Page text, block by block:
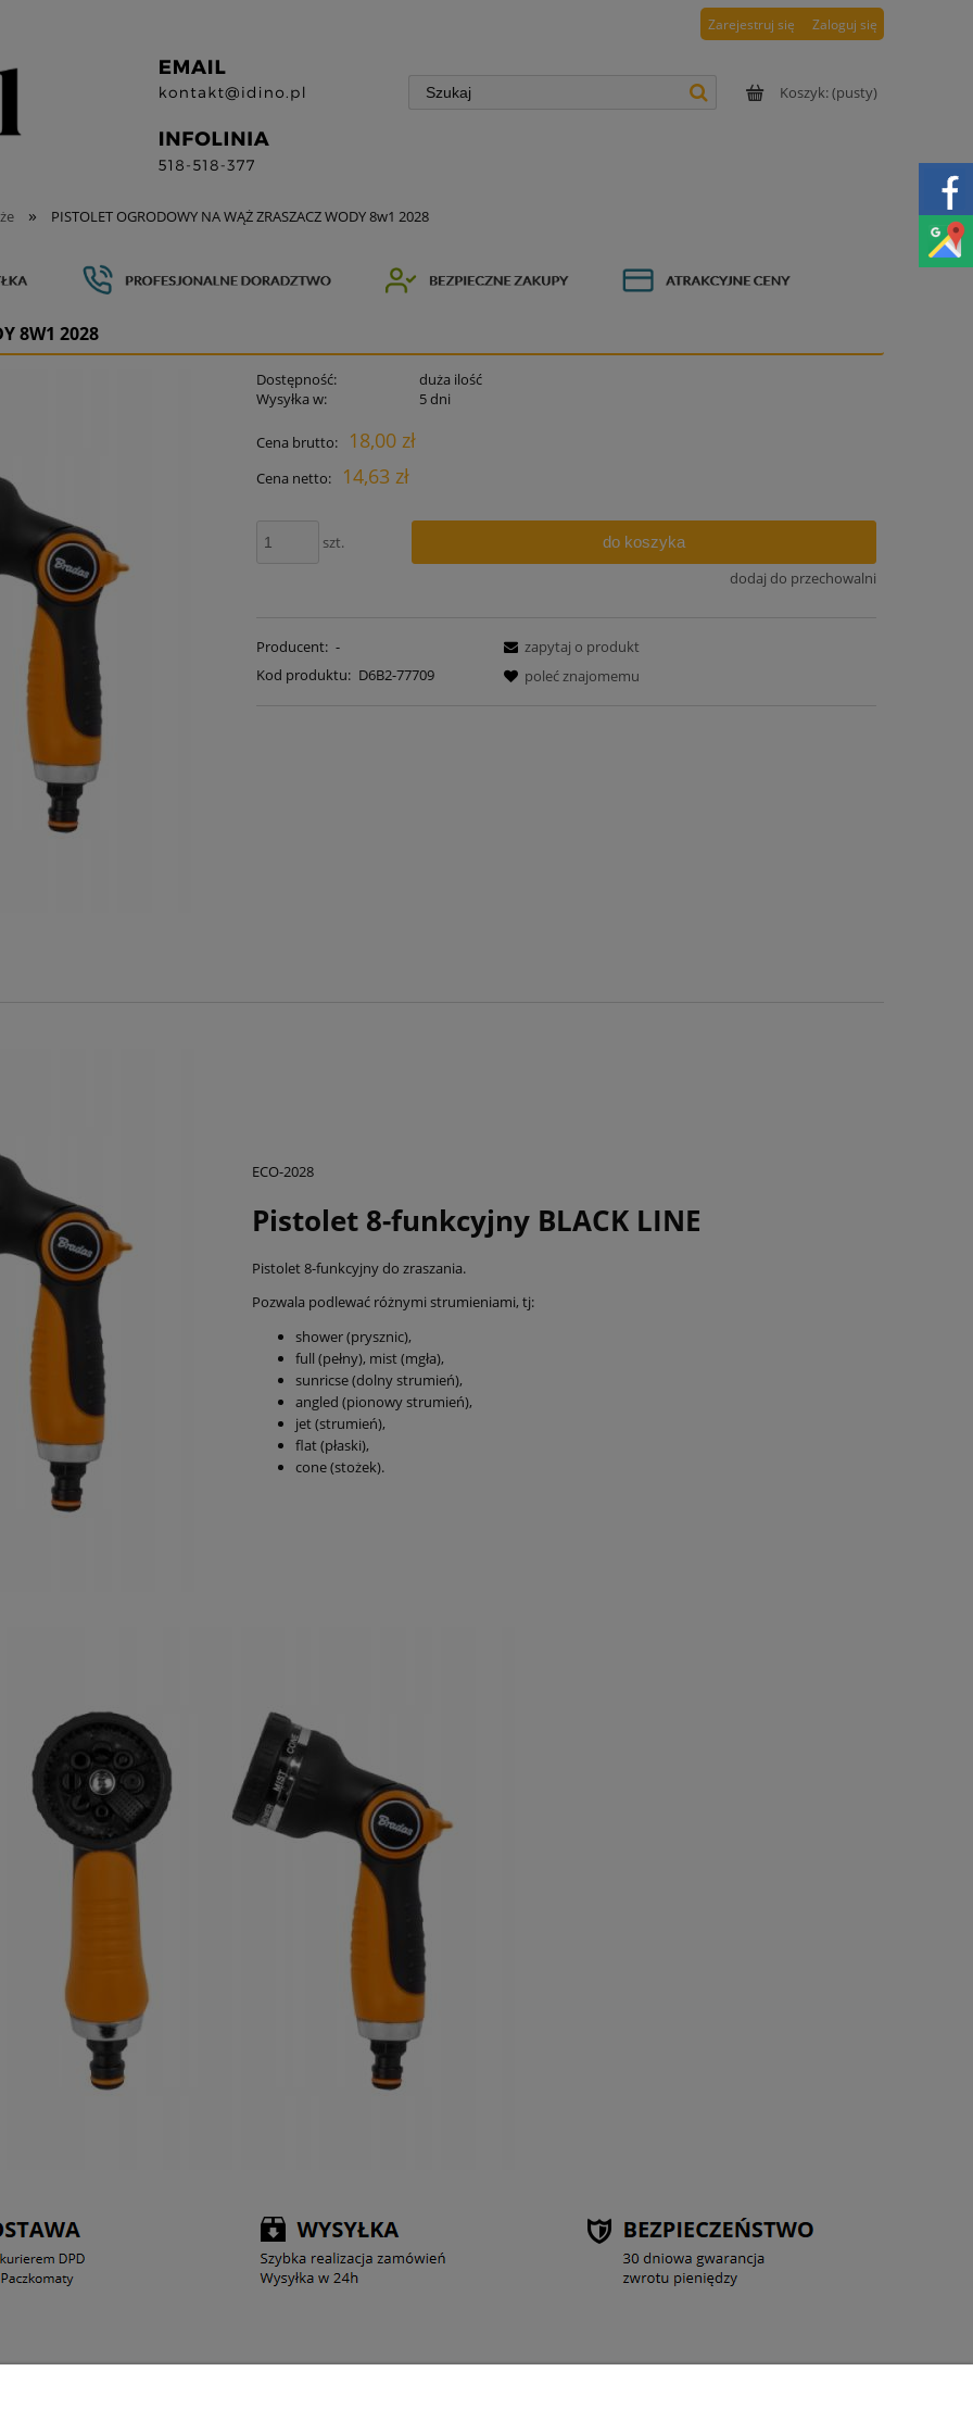
Zarejestruj się Zaloguj się
Koszyk:(pusty)
» PISTOLET OGRODOWY NA WĄŻ ZRASZACZ WODY 8w1 2028
8W1 2028
Dostępność:
duża ilość
Wysyłka w:
5 dni
Cena brutto: 18,00 zł
Cena netto: 14,63 zł
szt. do koszyka
dodaj do przechowalni
Producent: -
Kod produktu: D6B2-77709
zapytaj o produkt
poleć znajomemu
ECO-2028
Pistolet 8-funkcyjny BLACK LINE
Pistolet 8-funkcyjny do zraszania.
Pozwala podlewać różnymi strumieniami, tj:
shower (prysznic),
full (pełny), mist (mgła),
sunricse (dolny strumień),
angled (pionowy strumień),
jet (strumień),
flat (płaski),
cone (stożek).